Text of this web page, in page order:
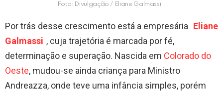
Foto: Divulgação / Eliane Galmassi
Por trás desse crescimento está a empresária Eliane
Galmassi , cuja trajetória é marcada por fé,
determinação e superação. Nascida em Colorado do
Oeste, mudou-se ainda criança para Ministro
Andreazza, onde teve uma infância simples, porém